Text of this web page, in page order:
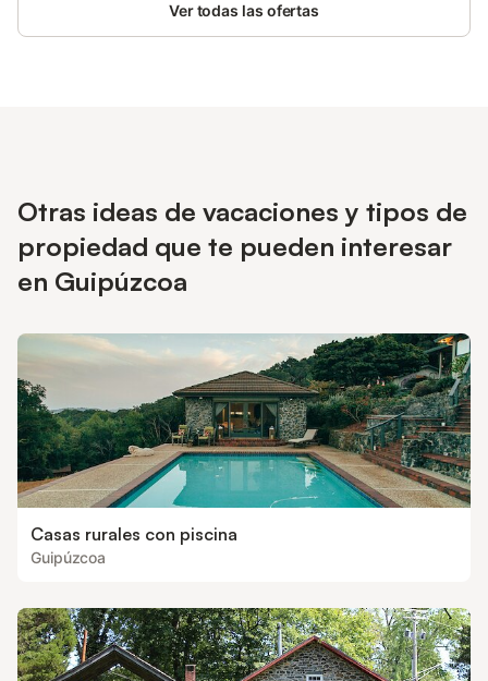
Ver todas las ofertas
Otras ideas de vacaciones y tipos de
propiedad que te pueden interesar
en Guipúzcoa
Casas rurales con piscina
Guipúzcoa